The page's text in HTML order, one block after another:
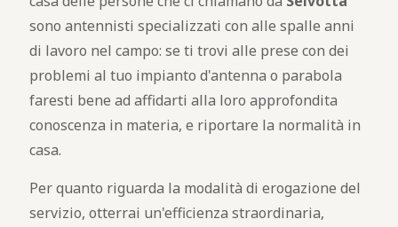
sono antennisti specializzati con alle spalle anni
di lavoro nel campo: se ti trovi alle prese con dei
problemi al tuo impianto d'antenna o parabola
faresti bene ad affidarti alla loro approfondita
conoscenza in materia, e riportare la normalità in
casa.
Per quanto riguarda la modalità di erogazione del
servizio, otterrai un'efficienza straordinaria,